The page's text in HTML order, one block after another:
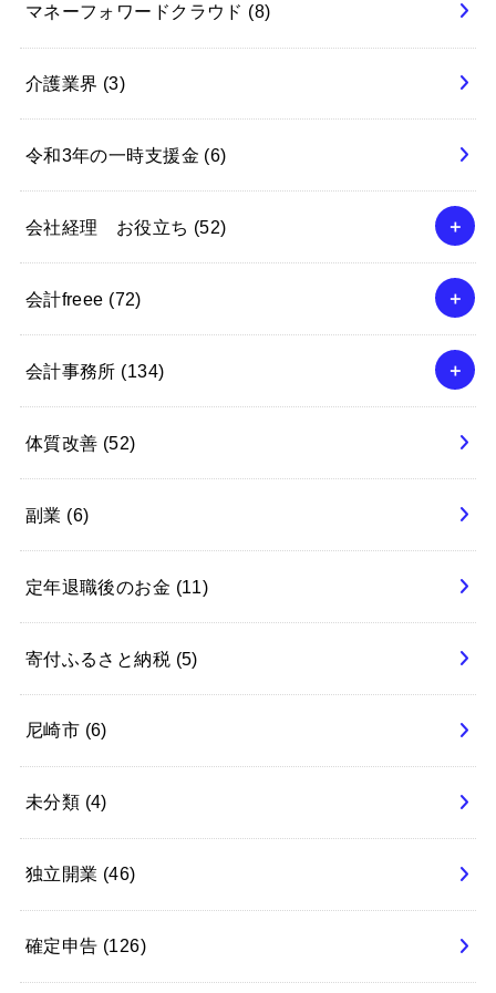
マネーフォワードクラウド (8)
介護業界 (3)
令和3年の一時支援金 (6)
会社経理 お役立ち (52)
会計freee (72)
会計事務所 (134)
体質改善 (52)
副業 (6)
定年退職後のお金 (11)
寄付ふるさと納税 (5)
尼崎市 (6)
未分類 (4)
独立開業 (46)
確定申告 (126)